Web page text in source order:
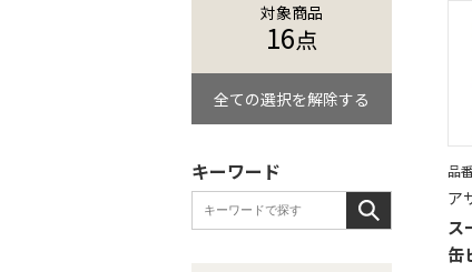
品
ア
ス
缶
対象商品
16点
全ての選択を解除する
キーワード